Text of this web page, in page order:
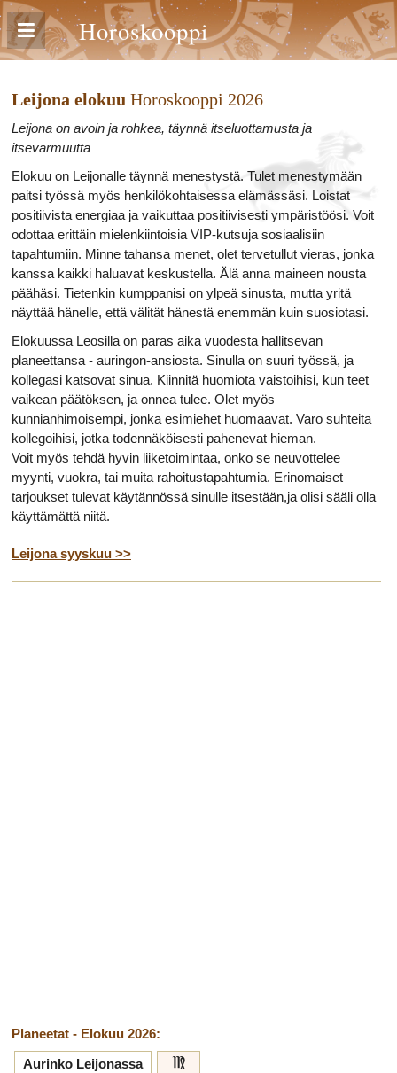
Horoskooppi
Leijona elokuu Horoskooppi 2026
Leijona on avoin ja rohkea, täynnä itseluottamusta ja
itsevarmuutta
Elokuu on Leijonalle täynnä menestystä. Tulet menestymään
paitsi työssä myös henkilökohtaisessa elämässäsi. Loistat
positiivista energiaa ja vaikuttaa positiivisesti ympäristöösi. Voit
odottaa erittäin mielenkiintoisia VIP-kutsuja sosiaalisiin
tapahtumiin. Minne tahansa menet, olet tervetullut vieras, jonka
kanssa kaikki haluavat keskustella. Älä anna maineen nousta
päähäsi. Tietenkin kumppanisi on ylpeä sinusta, mutta yritä
näyttää hänelle, että välität hänestä enemmän kuin suosiotasi.
Elokuussa Leosilla on paras aika vuodesta hallitsevan
planeettansa - auringon-ansiosta. Sinulla on suuri työssä, ja
kollegasi katsovat sinua. Kiinnitä huomiota vaistoihisi, kun teet
vaikean päätöksen, ja onnea tulee. Olet myös
kunnianhimoisempi, jonka esimiehet huomaavat. Varo suhteita
kollegoihisi, jotka todennäköisesti pahenevat hieman.
Voit myös tehdä hyvin liiketoimintaa, onko se neuvottelee
myynti, vuokra, tai muita rahoitustapahtumia. Erinomaiset
tarjoukset tulevat käytännössä sinulle itsestään,ja olisi sääli olla
käyttämättä niitä.
Leijona syyskuu >>
Planeetat - Elokuu 2026:
Aurinko Leijonassa
f